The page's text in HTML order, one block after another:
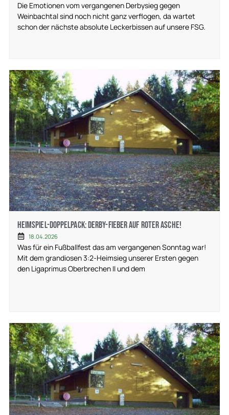
Die Emotionen vom vergangenen Derbysieg gegen
Weinbachtal sind noch nicht ganz verflogen, da wartet
schon der nächste absolute Leckerbissen auf unsere FSG.
Heimspiel-Doppelpack: Derby-Fieber auf roter Asche!
18.04.2026
Was für ein Fußballfest das am vergangenen Sonntag war!
Mit dem grandiosen 3:2-Heimsieg unserer Ersten gegen
den Ligaprimus Oberbrechen II und dem